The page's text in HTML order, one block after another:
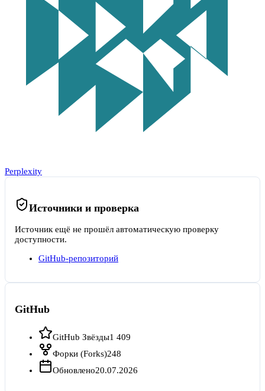
Perplexity
Источники и проверка
Источник ещё не прошёл автоматическую проверку
доступности.
GitHub-репозиторий
GitHub
GitHub Звёзды1 409
Форки (Forks)248
Обновлено20.07.2026